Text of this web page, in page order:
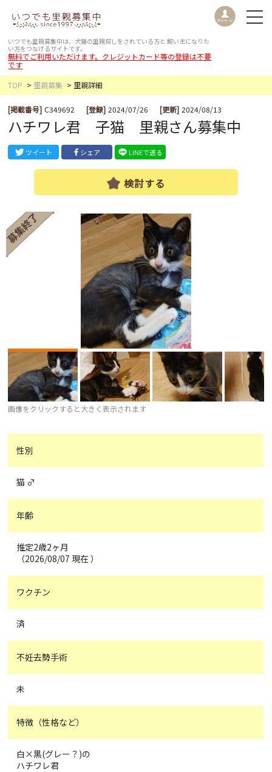
いつでも里親募集中は、犬猫の里親探しをされている方と 飼い主になりた
い方をつなげるサイトです。
無料でご利用いただけます。クレジットカード等の登録は不要
です
TOP
里親募集 里親詳細
[掲載番号] C349692 [登録] 2024/07/26 [更新] 2024/08/13
ハチワレ君 子猫 里親さん募集中
ツイート シェア LINEで送る
検討する
画像をクリックすると大きく表示されます
性別
猫 ♂
年齢
推定2歳2ヶ月
（2026/08/07 現在 ）
ワクチン
済
不妊去勢手術
未
特徴（性格など）
白×黒(グレー？)の
ハチワレ君